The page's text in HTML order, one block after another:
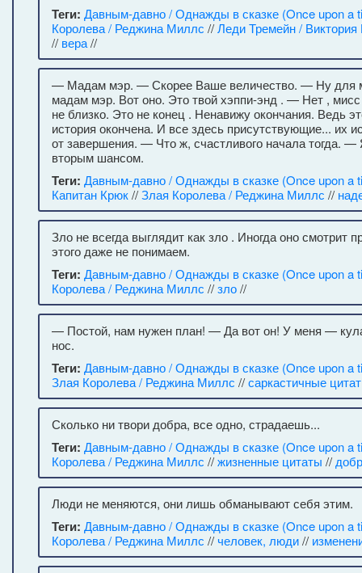
Теги: Давным-давно / Однажды в сказке (Once upon a
Королева / Реджина Миллс //Леди Тремейн /
// вера//
— Мадам мэр. — Скорее Ваше величество. — Ну для
мадам мэр. Вот оно. Это твой хэппи-энд . — Нет ,
не близко. Это не конец . Ненавижу окончания. Ведь
история окончена. И все здесь присутствующие... их
от завершения. — Что ж, счастливого начала тогда.
вторым шансом.
Теги: Давным-давно / Однажды в сказке (Once upon a
Капитан Крюк//Злая Королева / Реджина Миллс //
Зло не всегда выглядит как зло . Иногда оно смотрит
этого даже не понимаем.
Теги: Давным-давно / Однажды в сказке (Once upon a
Королева / Реджина Миллс //зло//
— Постой, нам нужен план! — Да вот он! У меня —
нос.
Теги: Давным-давно / Однажды в сказке (Once upon a
Злая Королева / Реджина Миллс //саркастичные
Сколько ни твори добра, все одно, страдаешь...
Теги: Давным-давно / Однажды в сказке (Once upon a
Королева / Реджина Миллс //жизненные цитаты //
Люди не меняются, они лишь обманывают себя этим.
Теги: Давным-давно / Однажды в сказке (Once upon a
Королева / Реджина Миллс //человек, люди//